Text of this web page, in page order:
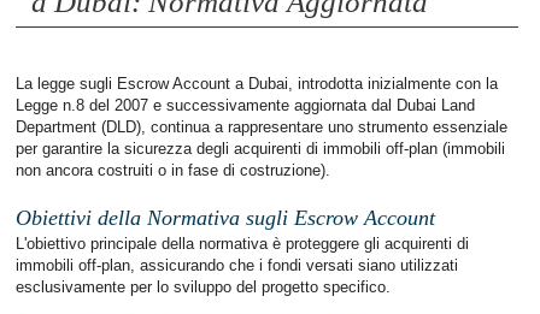
La legge sugli Escrow Account a Dubai, introdotta inizialmente con la
Legge n.8 del 2007 e successivamente aggiornata dal Dubai Land
Department (DLD), continua a rappresentare uno strumento essenziale
per garantire la sicurezza degli acquirenti di immobili off-plan (immobili
non ancora costruiti o in fase di costruzione).
Obiettivi della Normativa sugli Escrow Account
L'obiettivo principale della normativa è proteggere gli acquirenti di
immobili off-plan, assicurando che i fondi versati siano utilizzati
esclusivamente per lo sviluppo del progetto specifico.